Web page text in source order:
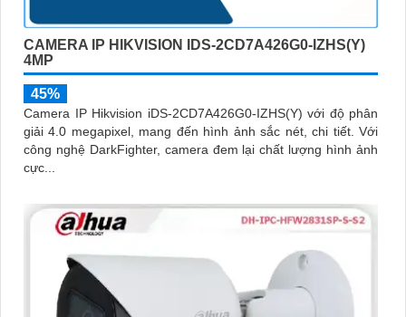
CAMERA IP HIKVISION IDS-2CD7A426G0-IZHS(Y)
4MP
45%
Camera IP Hikvision iDS-2CD7A426G0-IZHS(Y) với độ phân
giải 4.0 megapixel, mang đến hình ảnh sắc nét, chi tiết. Với
công nghệ DarkFighter, camera đem lại chất lượng hình ảnh
cực...